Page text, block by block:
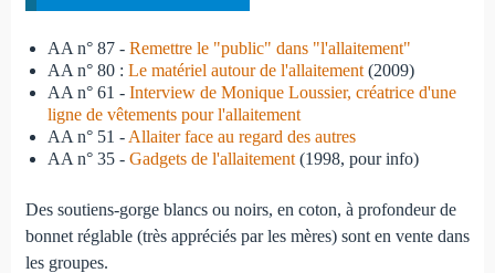
AA n° 87 - Remettre le "public" dans "l'allaitement"
AA n° 80 : Le matériel autour de l'allaitement(2009)
AA n° 61 - Interview de Monique Loussier, créatrice d'une
ligne de vêtements pour l'allaitement
AA n° 51 - Allaiter face au regard des autres
AA n° 35 - Gadgets de l'allaitement(1998, pour info)
Des soutiens-gorge blancs ou noirs, en coton, à profondeur de
bonnet réglable (très appréciés par les mères) sont en vente dans
les groupes.